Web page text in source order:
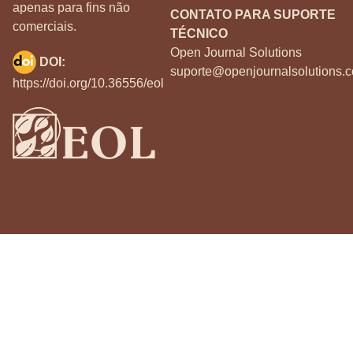
apenas para fins não
comerciais.
CONTATO PARA SUPORTE
TÉCNICO
Open Journal Solutions
DOI:
https://doi.org/10.36556/eol